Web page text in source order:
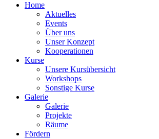
Home
Aktuelles
Events
Über uns
Unser Konzept
Kooperationen
Kurse
Unsere Kursübersicht
Workshops
Sonstige Kurse
Galerie
Galerie
Projekte
Räume
Fördern